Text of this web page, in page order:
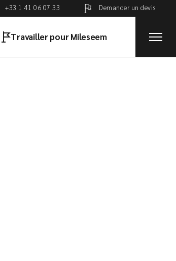
+33 1 41 06 07 33 Demander un devis
Travailler pour Mileseem